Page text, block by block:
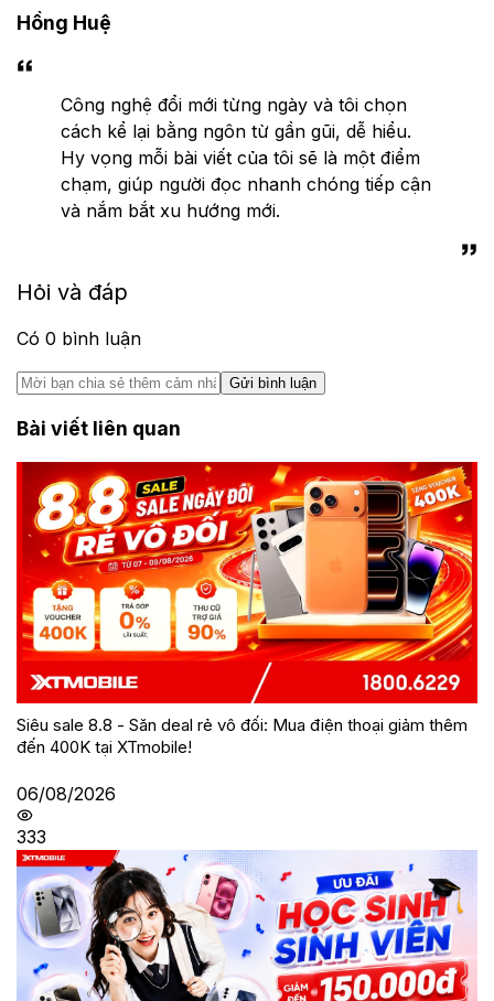
Hồng Huệ
Công nghệ đổi mới từng ngày và tôi chọn
cách kể lại bằng ngôn từ gần gũi, dễ hiểu.
Hy vọng mỗi bài viết của tôi sẽ là một điểm
chạm, giúp người đọc nhanh chóng tiếp cận
và nắm bắt xu hướng mới.
Hỏi và đáp
Có 0 bình luận
Gửi bình luận
Bài viết liên quan
Siêu sale 8.8 - Săn deal rẻ vô đối: Mua điện thoại giảm thêm
đến 400K tại XTmobile!
06/08/2026
333